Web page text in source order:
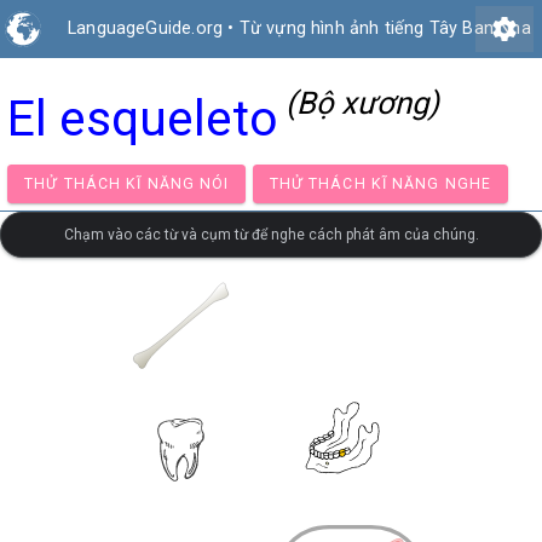
LanguageGuide.org • Từ vựng hình ảnh tiếng Tây Ban Nha
settings
El esqueleto (Bộ xương)
THỬ THÁCH KĨ NĂNG NÓI THỬ THÁCH KĨ NĂNG
Chạm vào các từ và cụm từ để nghe cách phát âm của chúng.